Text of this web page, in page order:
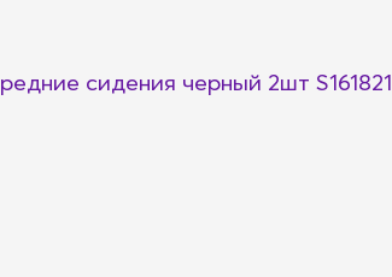
сидения черный 2шт S161821